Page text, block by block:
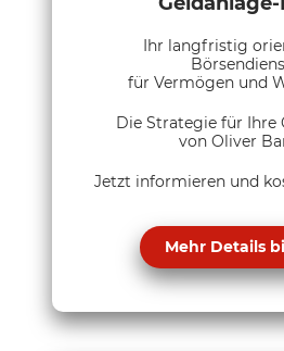
Ihr langfristig
für Vermögen und
Die Strategie für Ihre
von Oliver
Jetzt informieren und
Mehr Details